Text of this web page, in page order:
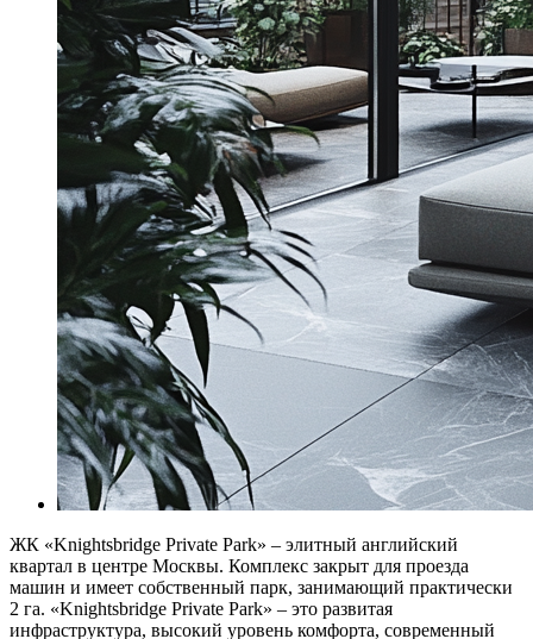
ЖК «Knightsbridge Private Park» – элитный английский
квартал в центре Москвы. Комплекс закрыт для проезда
машин и имеет собственный парк, занимающий практически
2 га. «Knightsbridge Private Park» – это развитая
инфраструктура, высокий уровень комфорта, современный